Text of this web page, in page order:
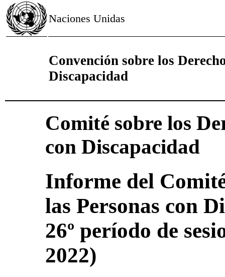
Naciones Unidas
Convención sobre los
Discapacidad
Comité sobre los
con Discapacidad
Informe del
las Personas con
26º período de
2022)